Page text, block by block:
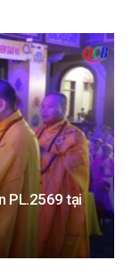
PL.2569 tại